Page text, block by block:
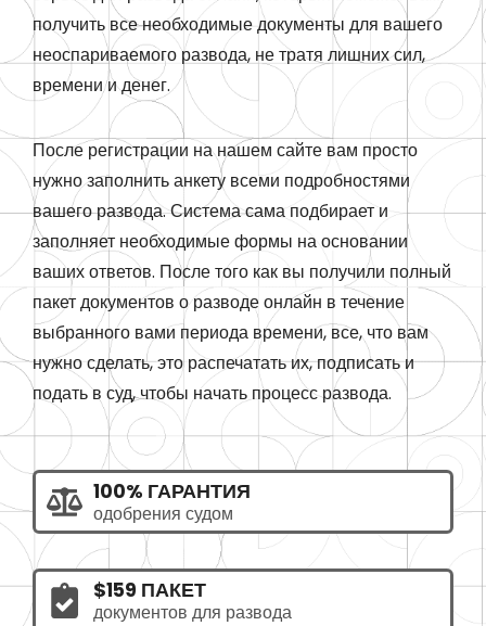
получить все необходимые документы для вашего
неоспариваемого развода, не тратя лишних сил,
времени и денег.
После регистрации на нашем сайте вам просто
нужно заполнить анкету всеми подробностями
вашего развода. Система сама подбирает и
заполняет необходимые формы на основании
ваших ответов. После того как вы получили полный
пакет документов о разводе онлайн в течение
выбранного вами периода времени, все, что вам
нужно сделать, это распечатать их, подписать и
подать в суд, чтобы начать процесс развода.
100% ГАРАНТИЯ
одобрения судом
$159 ПАКЕТ
документов для развода